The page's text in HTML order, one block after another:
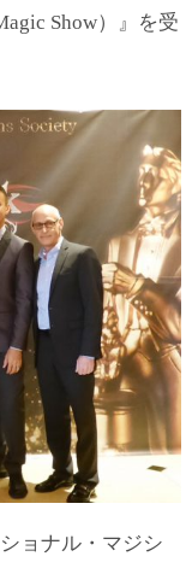
Show）』を受
ョナル・マジシ